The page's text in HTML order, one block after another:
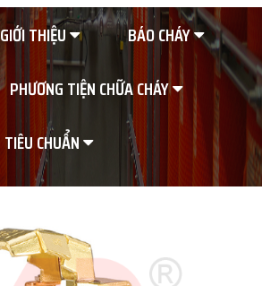
GIỚI THIỆU
BÁO CHÁY
PHƯƠNG TIỆN CHỮA CHÁY
TIÊU CHUẨN